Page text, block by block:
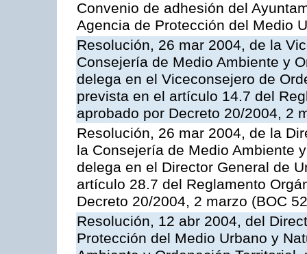
Convenio de adhesión del
Agencia de Protección del Medio
Resolución, 26 mar 2004, de la
Consejería de Medio Ambiente y
delega en el Viceconsejero de
prevista en el artículo 14.7 del
aprobado por Decreto 20/2004, 2
Resolución, 26 mar 2004, de la
la Consejería de Medio Ambiente
delega en el Director General de
artículo 28.7 del Reglamento
Decreto 20/2004, 2 marzo (BOC
Resolución, 12 abr 2004, del
Protección del Medio Urbano y